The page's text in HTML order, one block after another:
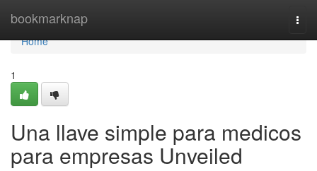
bookmarknap
Home
Home
1
Una llave simple para medicos
para empresas Unveiled